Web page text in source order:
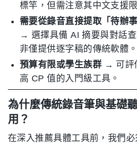
標竿，但需注意其中文支援限
需要從錄音直接提取「待辦
→ 選擇具備 AI 摘要與對話
非僅提供逐字稿的傳統軟體。
預算有限或學生族群 → 可評
高 CP 值的入門級工具。
為什麼傳統錄音筆與基礎
用？
在深入推薦具體工具前，我們必